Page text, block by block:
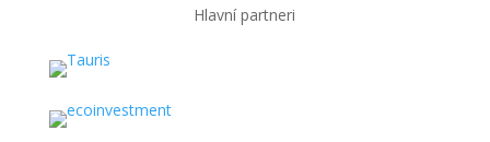
Hlavní partneri